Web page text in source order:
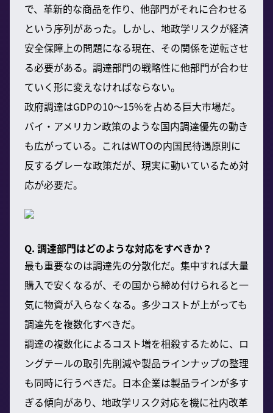
で、革新的な商品を作り、他部門がそれに合わせる
という序列があった。しかし、地政学リスクが経済
安全保障上の問題になる現在、その関係を逆転させ
る必要がある。調達部門の戦略性に他部門が合わせ
ていく形に変えなければならない。
政府調達はGDPの10～15%を占める巨大市場だ。
バイ・アメリカン政策のような国内調達優先の動き
も広がっている。これはWTOの内国民待遇原則に
反するグレーな政策だが、現実に動いているため対
応が必要だ。
Q. 調達部門はどのような対応をすべきか？
最も重要なのは調達先の分散化だ。集中すれば大量
購入で安くなるが、その国から締め付けられると一
気に物資が入らなくなる。多少コストが上がっても
調達先を複数化すべきだ。
調達の複数化によるコスト増を相殺するために、ロ
ングテールの取引先削減や製品ラインナップの整理
も同時に行うべきだ。日本企業は製品ラインが多す
ぎる傾向があり、地政学リスク対応を機に社内改革